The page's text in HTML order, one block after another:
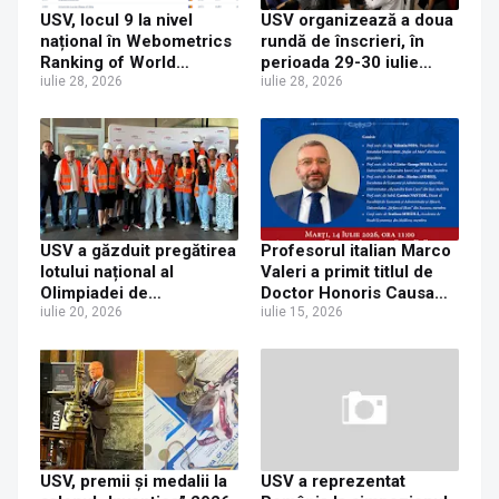
USV, locul 9 la nivel
național în Webometrics
Ranking of World
Universities 2026
iulie 28, 2026
USV organizează a doua
rundă de înscrieri, în
perioada 29-30 iulie
2026
iulie 28, 2026
USV a găzduit pregătirea
lotului național al
Olimpiadei de
Creativitate Științifică
iulie 20, 2026
Profesorul italian Marco
Valeri a primit titlul de
Doctor Honoris Causa
din partea Universității
Suceava
iulie 15, 2026
USV, premii și medalii la
USV a reprezentat